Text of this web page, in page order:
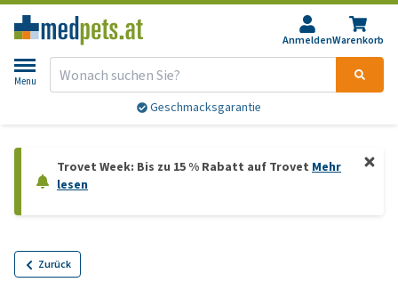
AnmeldenWarenkorb
Menu
Geschmacksgarantie
Trovet Week: Bis zu 15 % Rabatt auf Trovet Mehr
lesen
Zurück